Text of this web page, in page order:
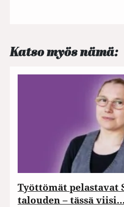
Katso myös nämä:
Työttömät pelastavat
talouden – tässä viisi…